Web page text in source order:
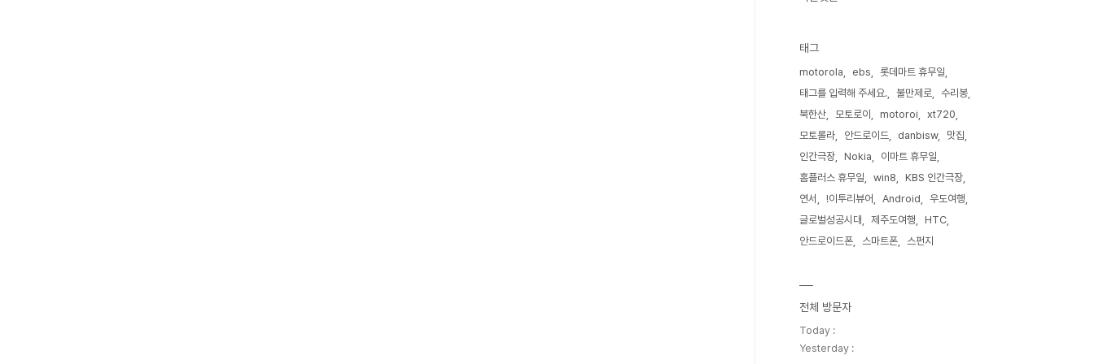
태그
motorola ebs
롯데마트 휴무일
태그를 입력해 주세요.
불만제로
수리봉
북한산
모토로이 motoroi
xt720
모토롤라
안드로이드 danbisw
맛집
인간극장
Nokia
이마트 휴무일
홈플러스 휴무일
win8
KBS 인간극장
연서
!이투리뷰어 Android
우도여행
글로벌성공시대
제주도여행
HTC
안드로이드폰
스마트폰 스펀지
전체 방문자
Today :
Yesterday :